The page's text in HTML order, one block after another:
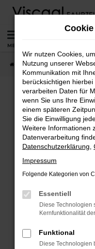
Zum
springen
MENÜ
Startseite Lagerfahrzeuge
Fehler:
Beim Laden ist ein
Hier sind ein paar
Überprüfe deine
Laden andere
Suchmaschine?
Prüfe deine
Manche
verhindern.
anderen
Wir nutzen Cookies,
Nutzung unserer
Kommunikation mit
berücksichtigen
verarbeiten Daten für
wenn Sie uns Ihre
einem späteren
Sie die Einwilligung
Weitere Informationen
Datenverarbeitung
Datenschutzerklärung
Impressum
Folgende Kategorien von
Essentiell
Diese Technologien
Kernfunktionalität
Funktional
Diese Technologien